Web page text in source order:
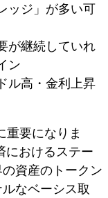
ッジ」が多い可
が継続していれ
ン
ル高・金利上昇
重要になりま
におけるステー
資産のトークン
なベーシス取